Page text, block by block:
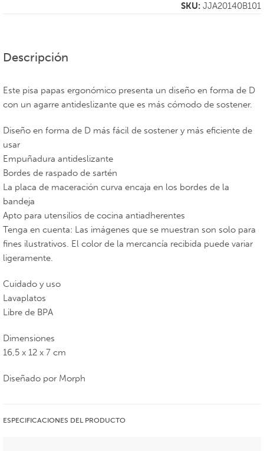
SKU: JJA20140B101
Descripción
Este pisa papas ergonómico presenta un diseño en forma de D
con un agarre antideslizante que es más cómodo de sostener.
Diseño en forma de D más fácil de sostener y más eficiente de
usar
Empuñadura antideslizante
Bordes de raspado de sartén
La placa de maceración curva encaja en los bordes de la
bandeja
Apto para utensilios de cocina antiadherentes
Tenga en cuenta: Las imágenes que se muestran son solo para
fines ilustrativos. El color de la mercancía recibida puede variar
ligeramente.
Cuidado y uso
Lavaplatos
Libre de BPA
Dimensiones
16,5 x 12 x 7 cm
Diseñado por Morph
ESPECIFICACIONES DEL PRODUCTO